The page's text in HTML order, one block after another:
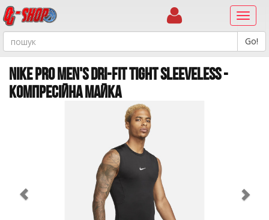
NIKE PRO MEN'S DRI-FIT TIGHT SLEEVELESS -
КОМПРЕСІЙНА МАЙКА